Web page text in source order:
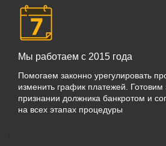
Мы работаем с 2015 года
Помогаем законно урегулировать
изменить график платежей. Готовим
признании должника банкротом и
на всех этапах процедуры